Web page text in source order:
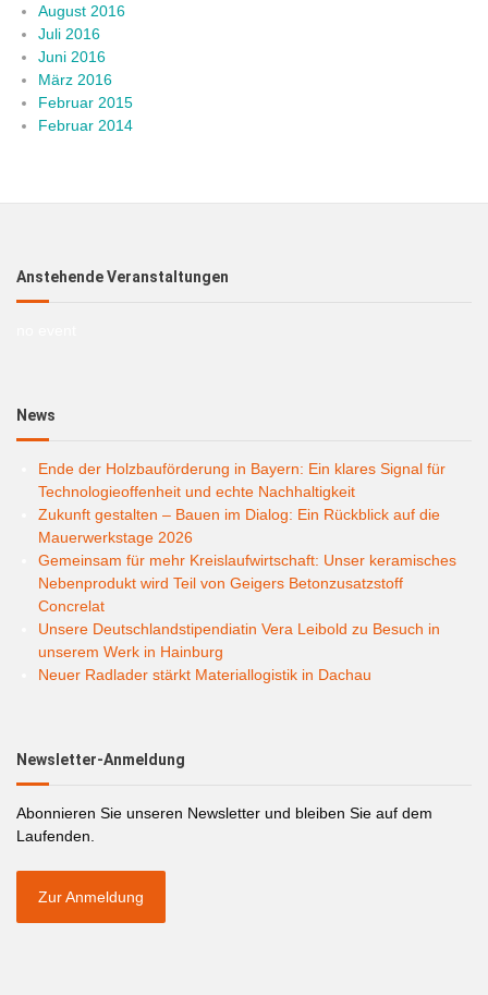
August 2016
Juli 2016
Juni 2016
März 2016
Februar 2015
Februar 2014
Anstehende Veranstaltungen
News
Ende der Holzbauförderung in Bayern: Ein klares Signal für
Technologieoffenheit und echte Nachhaltigkeit
Zukunft gestalten – Bauen im Dialog: Ein Rückblick auf die
Mauerwerkstage 2026
Gemeinsam für mehr Kreislaufwirtschaft: Unser keramisches
Nebenprodukt wird Teil von Geigers Betonzusatzstoff
Concrelat
Unsere Deutschlandstipendiatin Vera Leibold zu Besuch in
unserem Werk in Hainburg
Neuer Radlader stärkt Materiallogistik in Dachau
Newsletter-Anmeldung
Abonnieren Sie unseren Newsletter und bleiben Sie auf dem
Laufenden.
Zur Anmeldung